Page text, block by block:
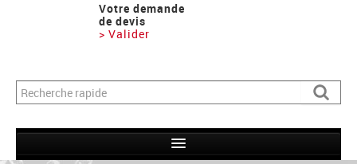
Votre demande
de devis
> Valider
Formulaire de recherche